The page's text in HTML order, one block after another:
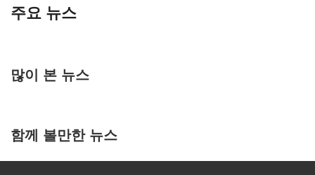
주요 뉴스
많이 본 뉴스
함께 볼만한 뉴스